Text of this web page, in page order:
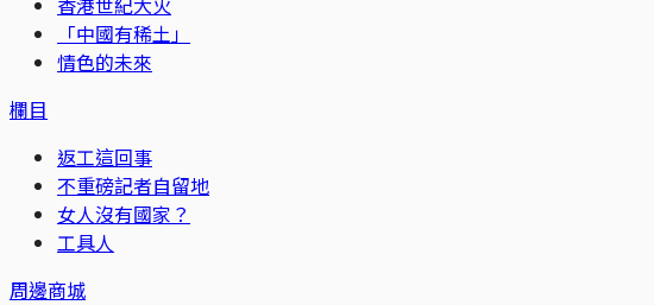
「中國有稀土」
情色的未來
欄目
返工這回事
不重磅記者自留地
女人沒有國家？
工具人
周邊商城